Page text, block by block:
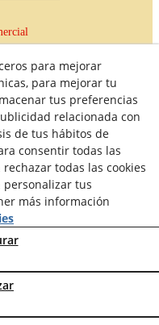
generales de compra
de Cookies
desistimiento
S.L. - Todos los
para mejorar
para mejorar tu
tus preferencias
relacionada con
de tus hábitos de
consentir todas las
rechazar todas las cookies
personalizar tus
más información